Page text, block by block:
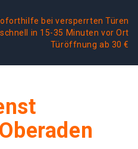
bei versperrten Türen
in 15-35 Minuten vor Ort
Türöffnung ab 30 €